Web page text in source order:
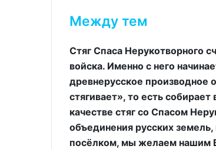
Между тем
Стяг Спаса Нерукотворного
войска. Именно с него
древнерусское производное
стягивает», то есть
качестве стяг со Спасом
объединения русских
посёлком, мы желаем нашим